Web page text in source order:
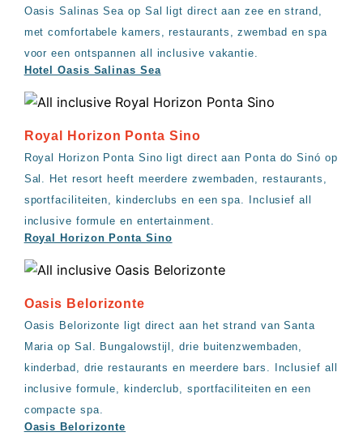
Oasis Salinas Sea op Sal ligt direct aan zee en strand,
met comfortabele kamers, restaurants, zwembad en spa
voor een ontspannen all inclusive vakantie.
Hotel Oasis Salinas Sea
Royal Horizon Ponta Sino
Royal Horizon Ponta Sino ligt direct aan Ponta do Sinó op
Sal. Het resort heeft meerdere zwembaden, restaurants,
sportfaciliteiten, kinderclubs en een spa. Inclusief all
inclusive formule en entertainment.
Royal Horizon Ponta Sino
Oasis Belorizonte
Oasis Belorizonte ligt direct aan het strand van Santa
Maria op Sal. Bungalowstijl, drie buitenzwembaden,
kinderbad, drie restaurants en meerdere bars. Inclusief all
inclusive formule, kinderclub, sportfaciliteiten en een
compacte spa.
Oasis Belorizonte